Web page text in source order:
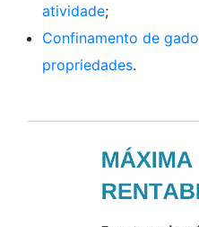
atividade;
Confinamento de
propriedades.